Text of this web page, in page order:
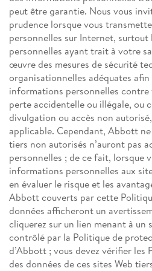
peut être garantie. Nous vous
prudence lorsque vous
personnelles sur Internet,
personnelles ayant trait à votre
œuvre des mesures de sécurité
organisationnelles adéquates
informations personnelles
perte accidentelle ou illégale, ou
divulgation ou accès non
applicable. Cependant, Abbott
tiers non autorisés n’auront pas
personnelles ; de ce fait, lorsque
informations personnelles aux
en évaluer le risque et les
Abbott couverts par cette
données afficheront un
cliquerez sur un lien menant à un
contrôlé par la Politique de
d’Abbott ; vous devez vérifier
des données de ces sites Web